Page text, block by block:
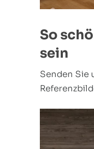
So
sein
Senden Sie